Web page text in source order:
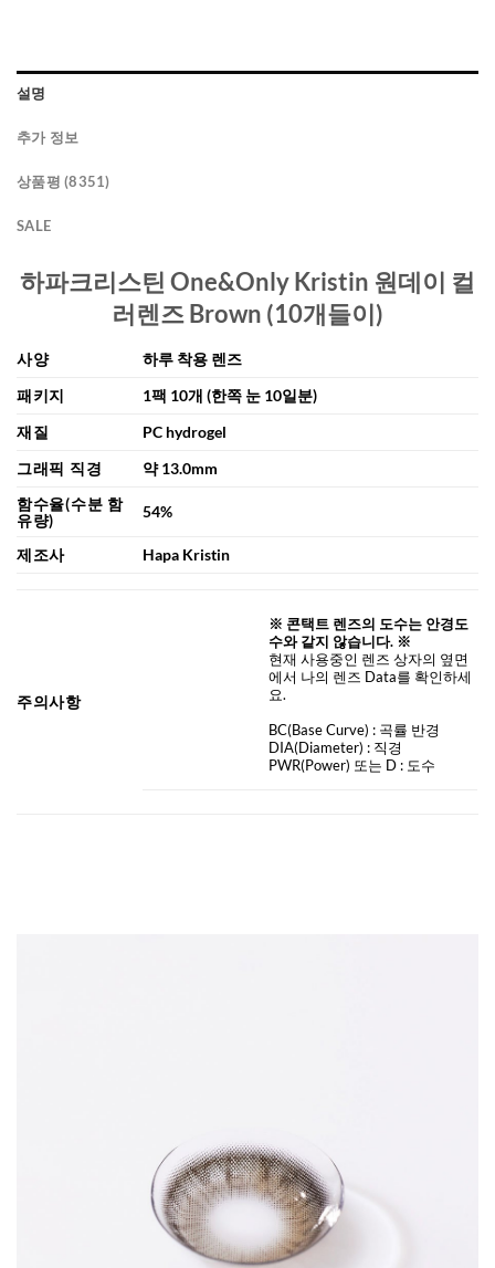
설명
추가 정보
상품평 (8351)
SALE
하파크리스틴 One&Only Kristin 원데이 컬
러렌즈 Brown (10개들이)
사양
하루 착용 렌즈
패키지
1팩 10개 (한쪽 눈 10일분)
재질
PC hydrogel
그래픽 직경
약 13.0mm
함수율(수분 함
유량)
54%
제조사 Hapa Kristin
주의사항
※ 콘택트 렌즈의 도수는 안경도
수와 같지 않습니다. ※
현재 사용중인 렌즈 상자의 옆면
에서 나의 렌즈 Data를 확인하세
요.
BC(Base Curve) : 곡률 반경
DIA(Diameter) : 직경
PWR(Power) 또는 D : 도수